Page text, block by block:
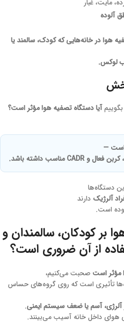
مایت، غبار
آلوده
هوا در خانه‌هایی که کودک، سالمند یا
لوکس.
آیا دستگاه تصفیه هوا مؤثر است؟
است —
دستگاه‌ها
آلرژیک دارند
است.
بر کودکان، سالمندان و
از آن ضروری است؟
مؤثر است صحبت می‌کنیم،
تأثیری است که روی گروه‌های حساس
آلرژی، آسم یا ضعف سیستم ایمنی.
هوای داخل خانه آسیب می‌بینند.